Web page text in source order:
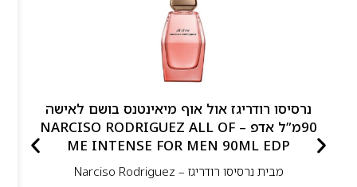
נרסיסו רודריגז אול אוף מיאינטנס בושם לאישה
90מ”ל אדפ – NARCISO RODRIGUEZ ALL OF
ME INTENSE FOR MEN 90ML EDP
מבית נרסיסו רודריגז – Narciso Rodriguez